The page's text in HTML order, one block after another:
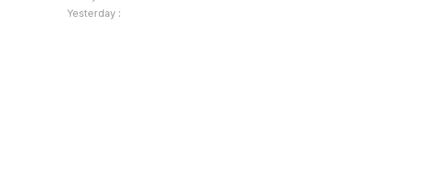
자
수
Yesterday :